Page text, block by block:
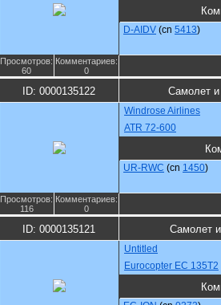
D-AIDV (cn 5413)
Просмотров:
60
Комментариев:
0
ID: 0000135122 Самолет
Windrose Airlines
ATR 72-600
UR-RWC (cn 1450)
Просмотров:
116
Комментариев:
0
ID: 0000135121 Самолет
Untitled
Eurocopter EC 135T2